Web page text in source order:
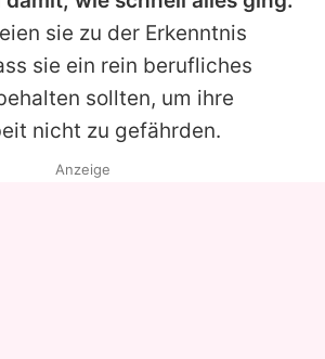
sie zu der Erkenntnis
sie ein rein berufliches
sollten, um ihre
nicht zu gefährden.
Anzeige